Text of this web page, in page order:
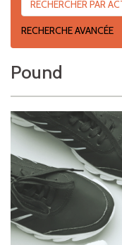
RECHERCHE AVANCÉE
Pound